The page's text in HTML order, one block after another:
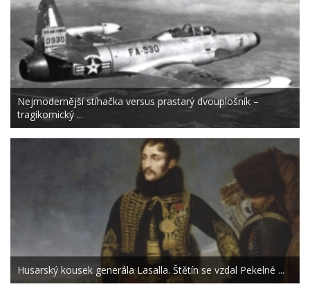
Nejmodernější stíhačka versus prastarý dvouplošník –
tragikomický ...
Husarský kousek generála Lasalla. Štětín se vzdal Pekelné ...